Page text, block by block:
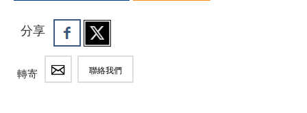
分享
轉寄 聯絡我們